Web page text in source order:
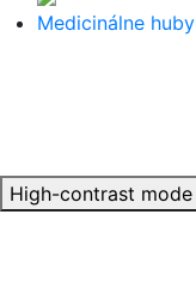
Medicinálne huby
High-contrast mode